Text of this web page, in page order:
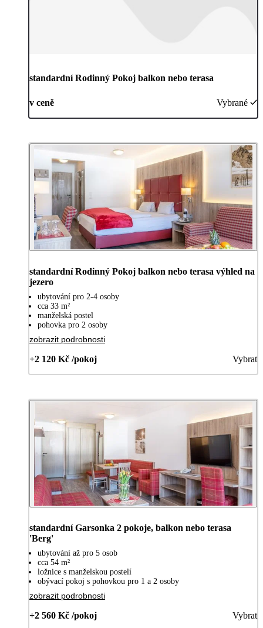
standardní Rodinný Pokoj balkon nebo terasa
v ceně Vybrané
standardní Rodinný Pokoj balkon nebo terasa výhled na
jezero
ubytování pro 2-4 osoby
cca 33 m²
manželská postel
pohovka pro 2 osoby
zobrazit podrobnosti
+2 120 Kč /pokoj Vybrat
standardní Garsonka 2 pokoje, balkon nebo terasa
'Berg'
ubytování až pro 5 osob
cca 54 m²
ložnice s manželskou postelí
obývací pokoj s pohovkou pro 1 a 2 osoby
zobrazit podrobnosti
+2 560 Kč /pokoj Vybrat